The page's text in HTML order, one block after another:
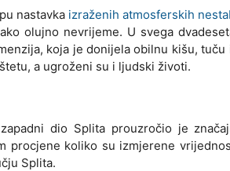
nastavka izraženih atmosferskih
olujno nevrijeme. U svega
koja je donijela obilnu kišu,
a ugroženi su i ljudski životi.
dio Splita prouzročio je
procjene koliko su izmjerene
Splita.